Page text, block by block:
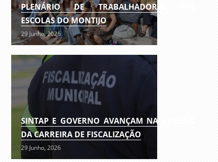
PLENÁRIO DE TRABALHADORES DAS
ESCOLAS DO MONTIJO
29 Junho, 2026
SINTAP E GOVERNO AVANÇAM NA REVISÃO
DA CARREIRA DE FISCALIZAÇÃO
29 Junho, 2026